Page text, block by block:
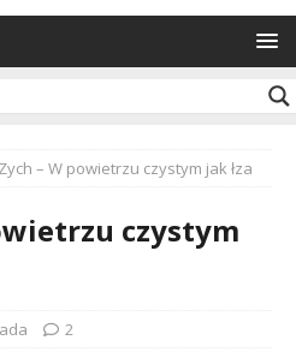
– W powietrzu czystym jak łza
czystym
2